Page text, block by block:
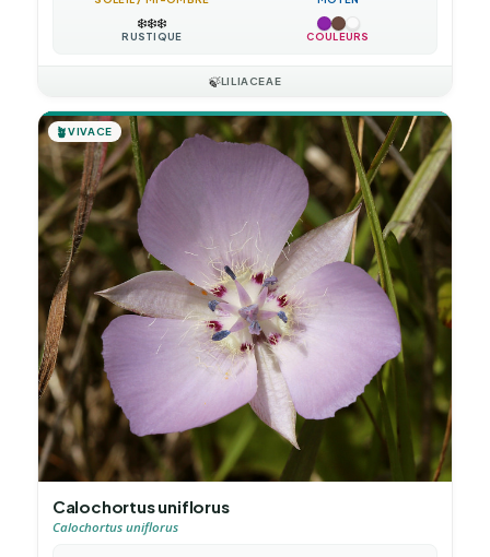
❄️❄️❄️
RUSTIQUE COULEURS
🍃LILIACEAE
🪴VIVACE
Calochortus uniflorus
Calochortus uniflorus